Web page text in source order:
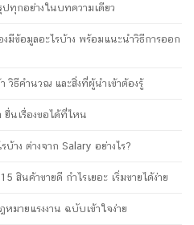
ปทุกอย่างในบทความเดียว
มีข้อมูลอะไรบ้าง พร้อมแนะนำวิธีการออก
วิธีคำนวณ และสิ่งที่ผู้นำเข้าต้องรู้
ยื่นเรื่องขอได้ที่ไหน
าง ต่างจาก Salary อย่างไร?
สินค้าขายดี กำไรเยอะ เริ่มขายได้ง่าย
มายแรงงาน ฉบับเข้าใจง่าย